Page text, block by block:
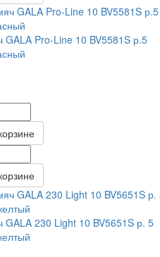
Pro-Line 10 BV5581S р.5
230 Light 10 BV5651S р. 5